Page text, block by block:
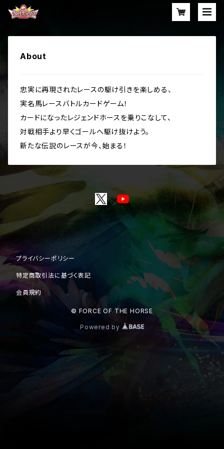
About
忠実に再現されたレースの駆け引きを楽しめる、
実名馬レースバトルカードゲーム！
カードになったレジェンドホースを乗りこなして、
対戦相手より早くゴールへ駆け抜けよう。
新たな伝説のレースが今、始まる！
プライバシーポリシー
特定商取引法に基づく表記
会員規約
© FORCE OF THE HORSE
Powered by